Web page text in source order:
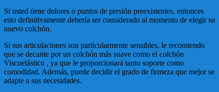
Si usted tiene dolores o puntos de presión preexistentes, entonces
esto definitivamente debería ser considerado al momento de elegir su
nuevo colchón.
Si sus articulaciones son particularmente sensibles, le recomiendo
que se decante por un colchón más suave como el colchón
Viscoelástico , ya que le proporcionará tanto soporte como
comodidad. Además, puede decidir el grado de firmeza que mejor se
adapte a sus necesidades.